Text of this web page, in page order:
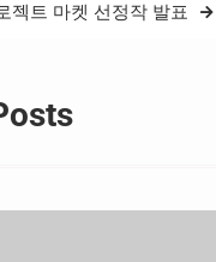
젝트 마켓 선정작 발표